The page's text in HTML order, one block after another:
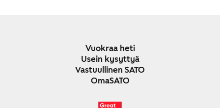
Vuokraa heti
Usein kysyttyä
Vastuullinen SATO
OmaSATO